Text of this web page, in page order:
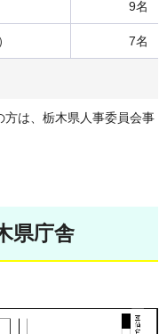
9名
7名
は、栃木県人事委員会事
県庁舎